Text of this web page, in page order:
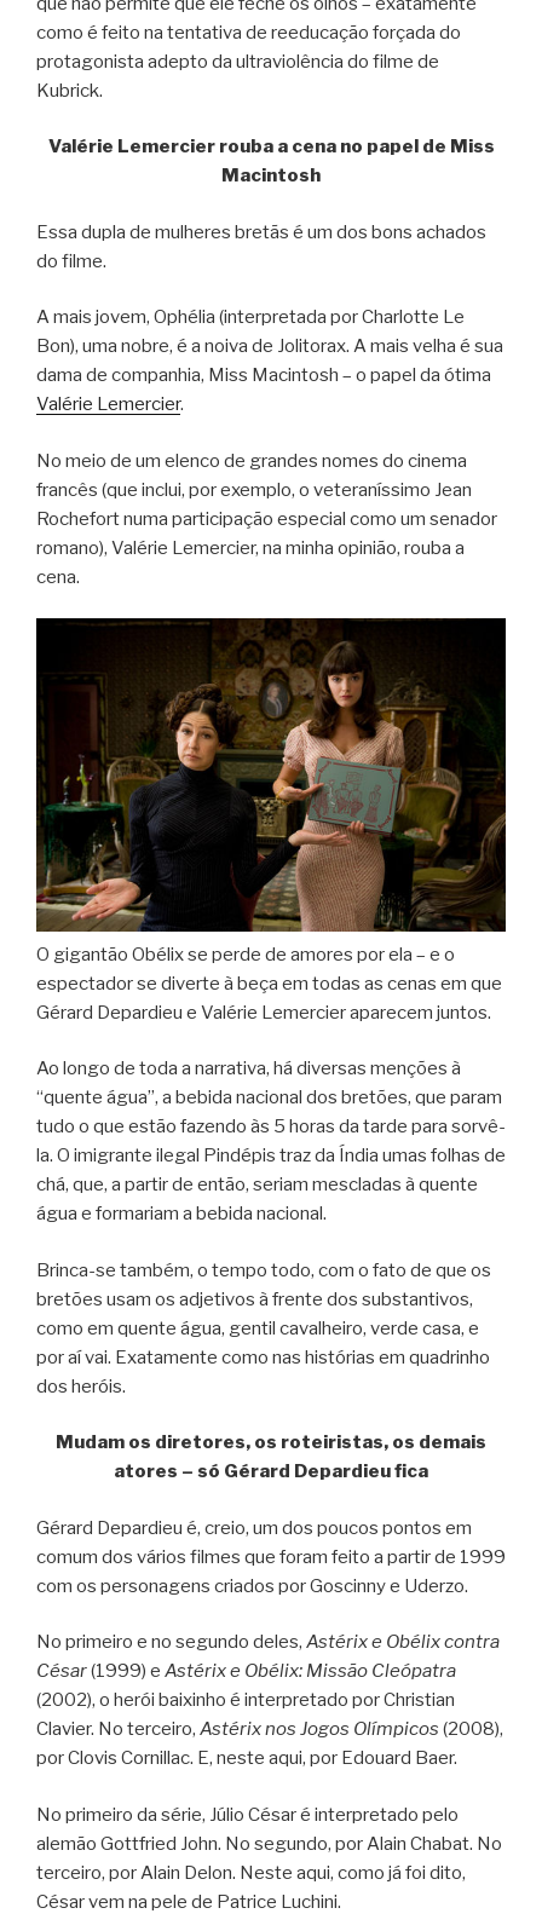
como é feito na tentativa de reeducação forçada do
protagonista adepto da ultraviolência do filme de
Kubrick.
Valérie Lemercier rouba a cena no papel de Miss
Macintosh
Essa dupla de mulheres bretãs é um dos bons achados
do filme.
A mais jovem, Ophélia (interpretada por Charlotte Le
Bon), uma nobre, é a noiva de Jolitorax. A mais velha é sua
dama de companhia, Miss Macintosh – o papel da ótima
Valérie Lemercier.
No meio de um elenco de grandes nomes do cinema
francês (que inclui, por exemplo, o veteraníssimo Jean
Rochefort numa participação especial como um senador
romano), Valérie Lemercier, na minha opinião, rouba a
cena.
O gigantão Obélix se perde de amores por ela – e o
espectador se diverte à beça em todas as cenas em que
Gérard Depardieu e Valérie Lemercier aparecem juntos.
Ao longo de toda a narrativa, há diversas menções à
“quente água”, a bebida nacional dos bretões, que param
tudo o que estão fazendo às 5 horas da tarde para sorvê-
la. O imigrante ilegal Pindépis traz da Índia umas folhas de
chá, que, a partir de então, seriam mescladas à quente
água e formariam a bebida nacional.
Brinca-se também, o tempo todo, com o fato de que os
bretões usam os adjetivos à frente dos substantivos,
como em quente água, gentil cavalheiro, verde casa, e
por aí vai. Exatamente como nas histórias em quadrinho
dos heróis.
Mudam os diretores, os roteiristas, os demais
atores – só Gérard Depardieu fica
Gérard Depardieu é, creio, um dos poucos pontos em
comum dos vários filmes que foram feito a partir de 1999
com os personagens criados por Goscinny e Uderzo.
No primeiro e no segundo deles, Astérix e Obélix contra
César(1999) e Astérix e Obélix: Missão Cleópatra
(2002), o herói baixinho é interpretado por Christian
Clavier. No terceiro, Astérix nos Jogos Olímpicos (2008),
por Clovis Cornillac. E, neste aqui, por Edouard Baer.
No primeiro da série, Júlio César é interpretado pelo
alemão Gottfried John. No segundo, por Alain Chabat. No
terceiro, por Alain Delon. Neste aqui, como já foi dito,
César vem na pele de Patrice Luchini.